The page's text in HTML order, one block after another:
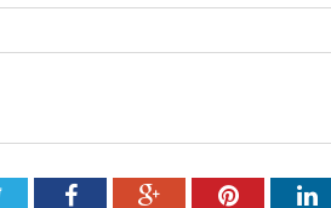
TwitterFacebookGoogle+Pinterest